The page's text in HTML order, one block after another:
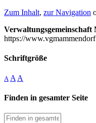
Zum Inhalt, zur Navigation
Verwaltungsgemeinschaft
https://
Schriftgröße
A A A
Finden in gesamter Seite